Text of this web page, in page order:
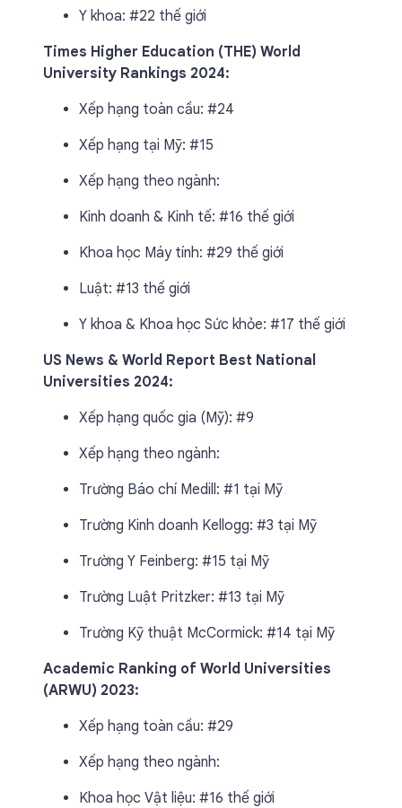
Y khoa: #22 thế giới
Times Higher Education (THE) World
University Rankings 2024:
Xếp hạng toàn cầu: #24
Xếp hạng tại Mỹ: #15
Xếp hạng theo ngành:
Kinh doanh & Kinh tế: #16 thế giới
Khoa học Máy tính: #29 thế giới
Luật: #13 thế giới
Y khoa & Khoa học Sức khỏe: #17 thế giới
US News & World Report Best National
Universities 2024:
Xếp hạng quốc gia (Mỹ): #9
Xếp hạng theo ngành:
Trường Báo chí Medill: #1 tại Mỹ
Trường Kinh doanh Kellogg: #3 tại Mỹ
Trường Y Feinberg: #15 tại Mỹ
Trường Luật Pritzker: #13 tại Mỹ
Trường Kỹ thuật McCormick: #14 tại Mỹ
Academic Ranking of World Universities
(ARWU) 2023:
Xếp hạng toàn cầu: #29
Xếp hạng theo ngành:
Khoa học Vật liệu: #16 thế giới